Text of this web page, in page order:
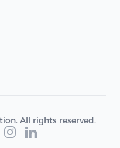
All rights reserved.